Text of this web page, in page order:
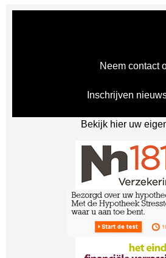
Neem contact
Inschrijven
Bekijk hier uw